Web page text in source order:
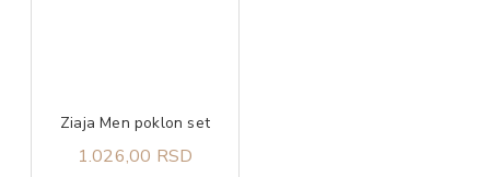
Ziaja Men poklon set
1.026,00 RSD